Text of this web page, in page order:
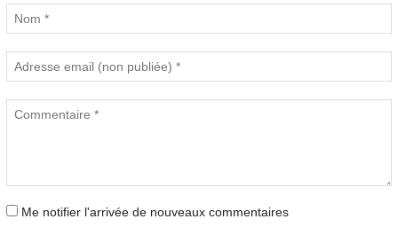
Me notifier l'arrivée de nouveaux commentaires